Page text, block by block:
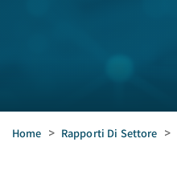
Home > Rapporti Di Settore >